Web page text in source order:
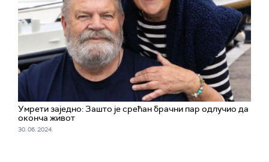
Умрети заједно: Зашто је срећан брачни пар одлучио да
оконча живот
30. 06. 2024.